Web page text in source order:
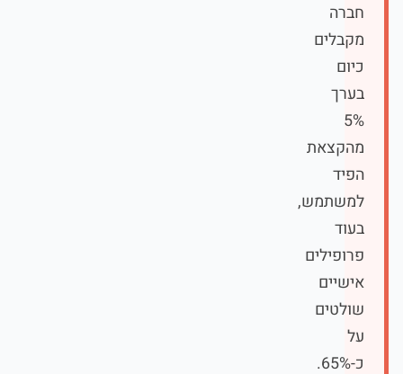
חברה
מקבלים
כיום
בערך
5%
מהקצאת
הפיד
למשתמש,
בעוד
פרופילים
אישיים
שולטים
על
כ-65%.